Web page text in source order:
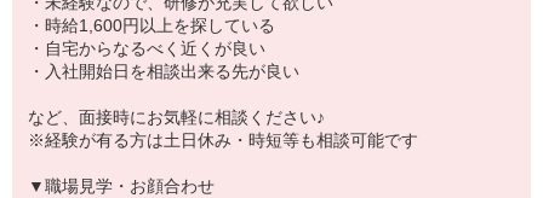
・時給1,600円以上を探している
・自宅からなるべく近くが良い
・入社開始日を相談出来る先が良い
など、面接時にお気軽に相談ください♪
※経験が有る方は土日休み・時短等も相談可能です
▼職場見学・お顔合わせ